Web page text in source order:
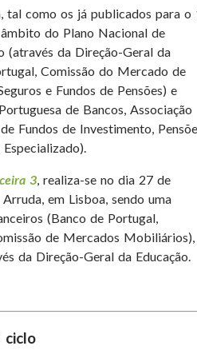
tal como os já publicados para o
do Plano Nacional de
(através da Direção-Geral da
Comissão do Mercado de
e Fundos de Pensões) e
de Bancos, Associação
Fundos de Investimento,
3 , realiza-se no dia 27 de
em Lisboa, sendo uma
(Banco de Portugal,
de Mercados Mobiliários),
da Direção-Geral da Educação.
ciclo